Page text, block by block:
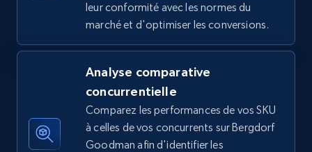
378+ Commencer
URL, Product id, Title, Seller name, Seller rating,
Seller reviews, Breadcrumbs, Root category, and
more.
leur conformité avec les normes du
marché et d'optimiser les conversions.
Analyse comparative
concurrentielle
Comparez les performances de vos SKU
à celles de vos concurrents sur Bergdorf
Goodman afin d'identifier les